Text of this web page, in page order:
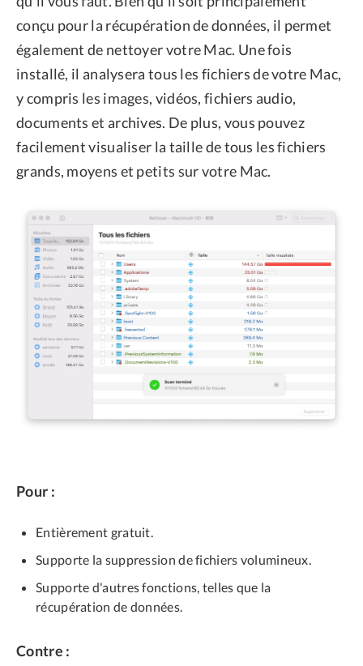
conçu pour la récupération de données, il permet
également de nettoyer votre Mac. Une fois
installé, il analysera tous les fichiers de votre Mac,
y compris les images, vidéos, fichiers audio,
documents et archives. De plus, vous pouvez
facilement visualiser la taille de tous les fichiers
grands, moyens et petits sur votre Mac.
Pour :
Entièrement gratuit.
Supporte la suppression de fichiers volumineux.
Supporte d'autres fonctions, telles que la
récupération de données.
Contre :